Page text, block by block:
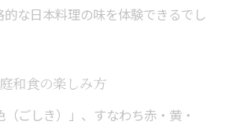
的な日本料理の味を体験できるでし
和食の楽しみ方
ごしき）」、すなわち赤・黄・